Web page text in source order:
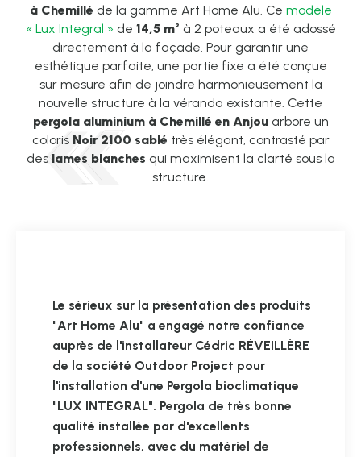
à Chemillé de la gamme Art Home Alu. Ce modèle
« Lux Integral » de 14,5 m² à 2 poteaux a été adossé
directement à la façade. Pour garantir une
esthétique parfaite, une partie fixe a été conçue
sur mesure afin de joindre harmonieusement la
nouvelle structure à la véranda existante. Cette
pergola aluminium à Chemillé en Anjouarbore un
coloris Noir 2100 sablé très élégant, contrasté par
des lames blanches qui maximisent la clarté sous la
structure.
Le sérieux sur la présentation des produits
"Art Home Alu" a engagé notre confiance
auprès de l'installateur Cédric RÉVEILLÈRE
de la société Outdoor Project pour
l'installation d'une Pergola bioclimatique
"LUX INTEGRAL". Pergola de très bonne
qualité installée par d'excellents
professionnels, avec du matériel de